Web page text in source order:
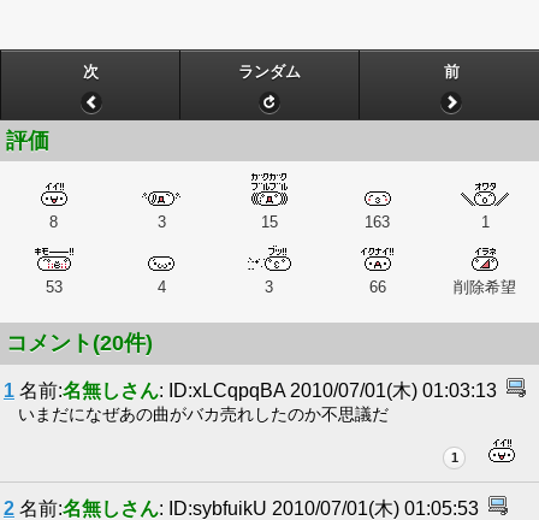
次 ランダム 前
評価
8 3 15 163 1
53 4 3 66 削除希望
コメント(20件)
1 名前:名無しさん: ID:xLCqpqBA 2010/07/01(木) 01:03:13
いまだになぜあの曲がバカ売れしたのか不思議だ
1
2 名前:名無しさん: ID:sybfuikU 2010/07/01(木) 01:05:53